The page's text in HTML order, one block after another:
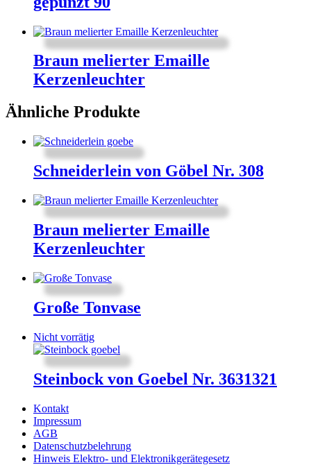
Braun melierter Emaille
Kerzenleuchter
Ähnliche Produkte
Schneiderlein von Göbel Nr. 308
Braun melierter Emaille
Kerzenleuchter
Große Tonvase
Nicht vorrätig
Steinbock von Goebel Nr. 3631321
Kontakt
Impressum
AGB
Datenschutzbelehrung
Hinweis Elektro- und Elektronikgerätegesetz